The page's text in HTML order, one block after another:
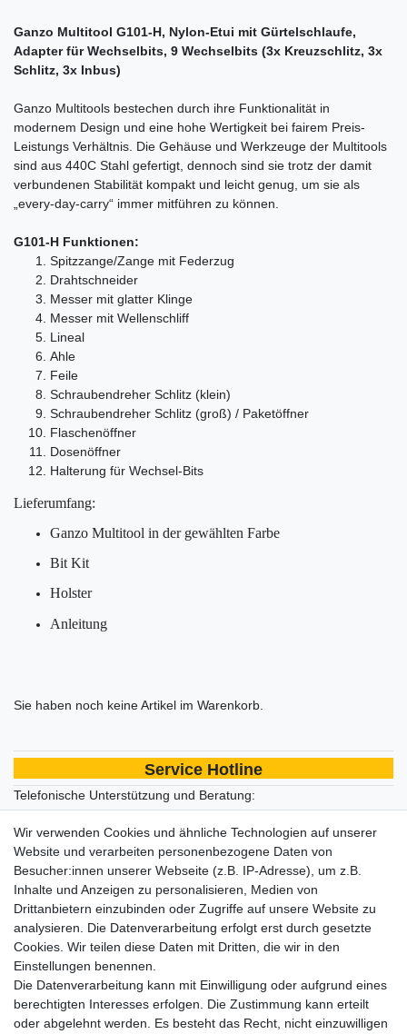
Ganzo Multitool G101-H, Nylon-Etui mit Gürtelschlaufe,
Adapter für Wechselbits, 9 Wechselbits (3x Kreuzschlitz, 3x
Schlitz, 3x Inbus)
Ganzo Multitools bestechen durch ihre Funktionalität in
modernem Design und eine hohe Wertigkeit bei fairem Preis-
Leistungs Verhältnis. Die Gehäuse und Werkzeuge der Multitools
sind aus 440C Stahl gefertigt, dennoch sind sie trotz der damit
verbundenen Stabilität kompakt und leicht genug, um sie als
„every-day-carry“ immer mitführen zu können.
G101-H Funktionen:
Spitzzange/Zange mit Federzug
Drahtschneider
Messer mit glatter Klinge
Messer mit Wellenschliff
Lineal
Ahle
Feile
Schraubendreher Schlitz (klein)
Schraubendreher Schlitz (groß) / Paketöffner
Flaschenöffner
Dosenöffner
Halterung für Wechsel-Bits
Lieferumfang:
Ganzo Multitool in der gewählten Farbe
Bit Kit
Holster
Anleitung
Sie haben noch keine Artikel im Warenkorb.
Service Hotline
Telefonische Unterstützung und Beratung:
+49 2392 / 690 799 61
Montag bis Freitag von 08:00 bis 14:00 Uhr
Produkt Service
Sie haben Probleme mit einem Produkt? Kontaktieren Sie uns
einfach telefonisch oder per Mail an info@lightandtools.com
Wir helfen Ihnen schnell und unkompliziert.
Wir versenden ausschließlich als DHL Paket. Mit Übergabe an
unseren Versanddienstleister erhalten Sie automatisch eine
Trackingnummer zur Sendungsverfolgung.
Wir verwenden Cookies und ähnliche Technologien auf unserer
Website und verarbeiten personenbezogene Daten von
Besucher:innen unserer Webseite (z.B. IP-Adresse), um z.B.
Inhalte und Anzeigen zu personalisieren, Medien von
Drittanbietern einzubinden oder Zugriffe auf unsere Website zu
analysieren. Die Datenverarbeitung erfolgt erst durch gesetzte
Cookies. Wir teilen diese Daten mit Dritten, die wir in den
Einstellungen benennen.
Die Datenverarbeitung kann mit Einwilligung oder aufgrund eines
berechtigten Interesses erfolgen. Die Zustimmung kann erteilt
oder abgelehnt werden. Es besteht das Recht, nicht einzuwilligen